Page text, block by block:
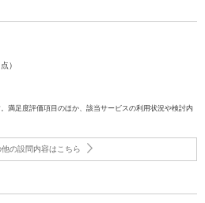
）
満足度評価項目のほか、該当サービスの利用状況や検討内
の設問内容はこちら